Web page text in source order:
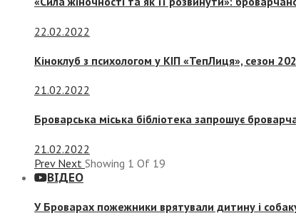
22.02.2022
Кіноклуб з психологом у КІП «ТепЛиця», сезон
21.02.2022
Броварська міська бібліотека запрошує
21.02.2022
Prev Next Showing 1 Of 19
ВІДЕО
У Броварах пожежники врятували дитину і